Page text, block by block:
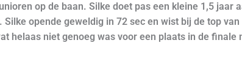
op de baan. Silke doet pas een kleine 1,5 jaar
opende geweldig in 72 sec en wist bij de top van
helaas niet genoeg was voor een plaats in de finale